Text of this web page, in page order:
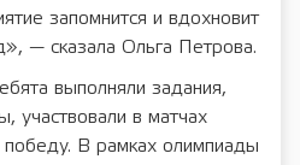
запомнится и вдохновит
— сказала Ольга Петрова.
выполняли задания,
участвовали в матчах
В рамках олимпиады